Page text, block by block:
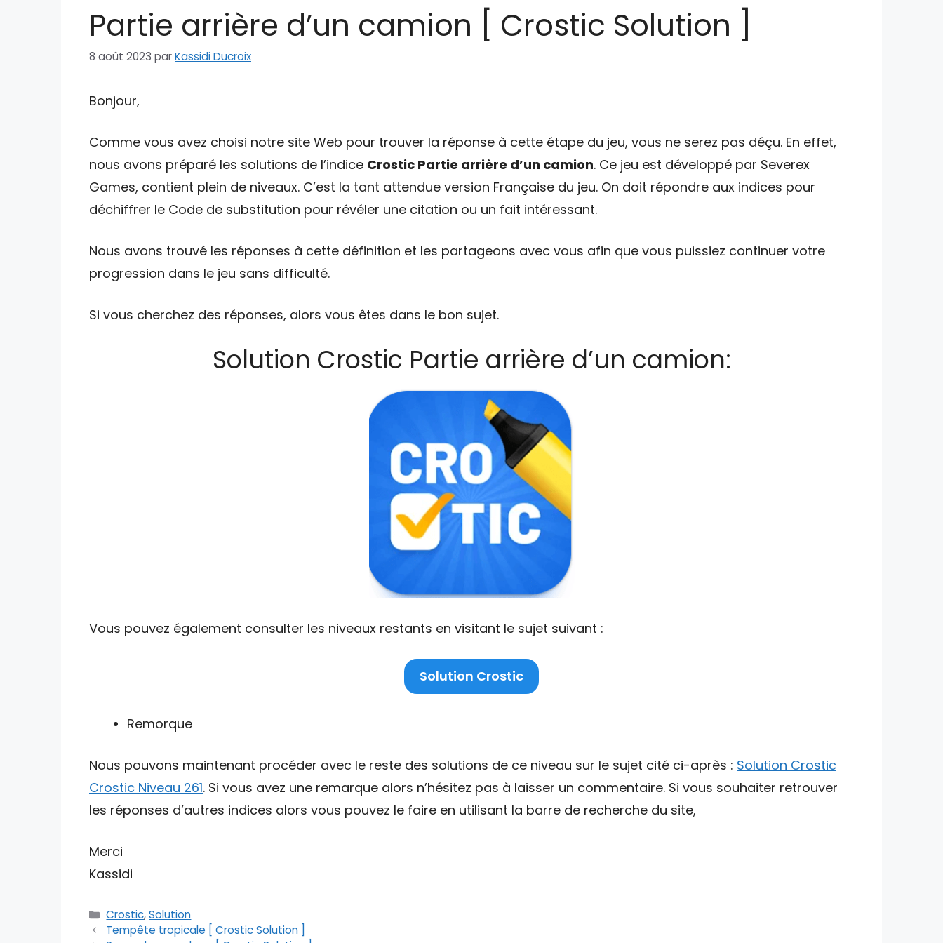
Partie arrière d’un camion [ Crostic Solution ]
8 août 2023 parKassidi Ducroix
Bonjour,
Comme vous avez choisi notre site Web pour trouver la réponse à cette étape du jeu, vous ne serez pas déçu. En effet,
nous avons préparé les solutions de l’indice Crostic Partie arrière d’un camion. Ce jeu est développé par Severex
Games, contient plein de niveaux. C’est la tant attendue version Française du jeu. On doit répondre aux indices pour
déchiffrer le Code de substitution pour révéler une citation ou un fait intéressant.
Nous avons trouvé les réponses à cette définition et les partageons avec vous afin que vous puissiez continuer votre
progression dans le jeu sans difficulté.
Si vous cherchez des réponses, alors vous êtes dans le bon sujet.
Solution Crostic Partie arrière d’un camion:
Vous pouvez également consulter les niveaux restants en visitant le sujet suivant :
Solution Crostic
Remorque
Nous pouvons maintenant procéder avec le reste des solutions de ce niveau sur le sujet cité ci-après : Solution Crostic
Crostic Niveau 261. Si vous avez une remarque alors n’hésitez pas à laisser un commentaire. Si vous souhaiter retrouver
les réponses d’autres indices alors vous pouvez le faire en utilisant la barre de recherche du site,
Merci
Kassidi
Catégories
Crostic,Solution
Tempête tropicale [ Crostic Solution ]